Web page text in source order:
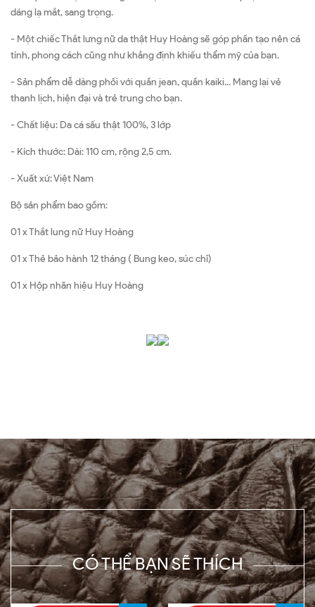
dáng lạ mắt, sang trọng.
- Một chiếc Thắt lưng nữ da thật Huy Hoàng sẽ góp phần tạo nên cá
tính, phong cách cũng như khẳng định khiếu thẩm mỹ của bạn.
- Sản phẩm dễ dàng phối với quần jean, quần kaiki... Mang lại vẻ
thanh lịch, hiện đại và trẻ trung cho bạn.
- Chất liệu: Da cá sấu thật 100%, 3 lớp
- Kích thước: Dài: 110 cm, rộng 2,5 cm.
- Xuất xứ: Việt Nam
Bộ sản phẩm bao gồm:
01 x Thắt lung nữ Huy Hoàng
01 x Thẻ bảo hành 12 tháng ( Bung keo, súc chỉ)
01 x Hộp nhãn hiệu Huy Hoàng
CÓ THỂ BẠN SẼ THÍCH